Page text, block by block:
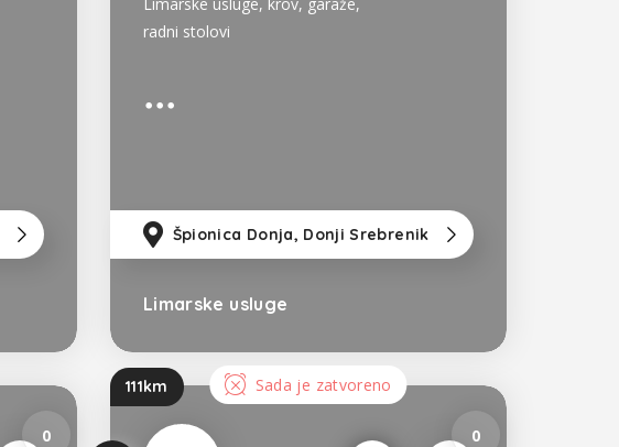
od Sarajevo 45km
radni stolovi
Špionica Donja, Donji Srebrenik
Limarske usluge
0
111km Sada je zatvoreno
0